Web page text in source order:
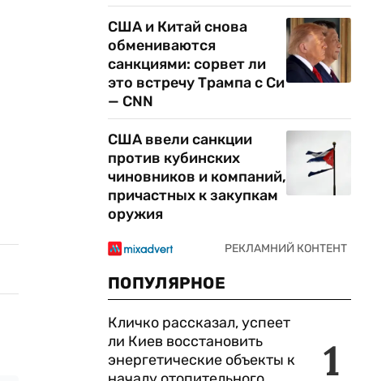
США и Китай снова
обмениваются
санкциями: сорвет ли
это встречу Трампа с Си
— CNN
США ввели санкции
против кубинских
чиновников и компаний,
причастных к закупкам
оружия
ПОПУЛЯРНОЕ
1
Кличко рассказал, успеет
ли Киев восстановить
энергетические объекты к